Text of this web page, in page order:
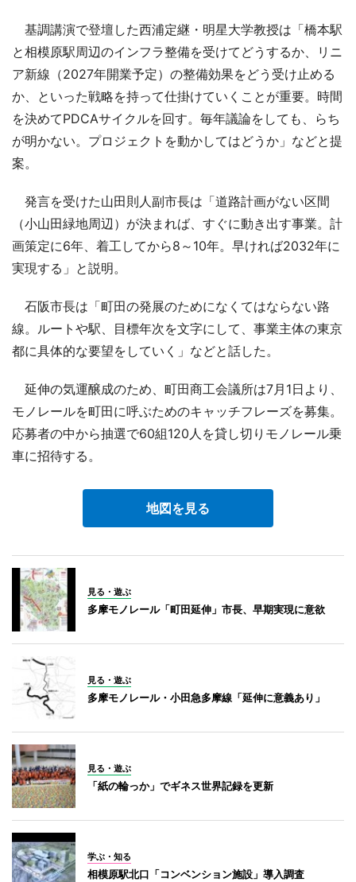
基調講演で登壇した西浦定継・明星大学教授は「橋本駅
と相模原駅周辺のインフラ整備を受けてどうするか、リニ
ア新線（2027年開業予定）の整備効果をどう受け止める
か、といった戦略を持って仕掛けていくことが重要。時間
を決めてPDCAサイクルを回す。毎年議論をしても、らち
が明かない。プロジェクトを動かしてはどうか」などと提
案。
発言を受けた山田則人副市長は「道路計画がない区間
（小山田緑地周辺）が決まれば、すぐに動き出す事業。計
画策定に6年、着工してから8～10年。早ければ2032年に
実現する」と説明。
石阪市長は「町田の発展のためになくてはならない路
線。ルートや駅、目標年次を文字にして、事業主体の東京
都に具体的な要望をしていく」などと話した。
延伸の気運醸成のため、町田商工会議所は7月1日より、
モノレールを町田に呼ぶためのキャッチフレーズを募集。
応募者の中から抽選で60組120人を貸し切りモノレール乗
車に招待する。
地図を見る
見る・遊ぶ
多摩モノレール「町田延伸」市長、早期実現に意欲
見る・遊ぶ
多摩モノレール・小田急多摩線「延伸に意義あり」
見る・遊ぶ
「紙の輪っか」でギネス世界記録を更新
学ぶ・知る
相模原駅北口「コンベンション施設」導入調査